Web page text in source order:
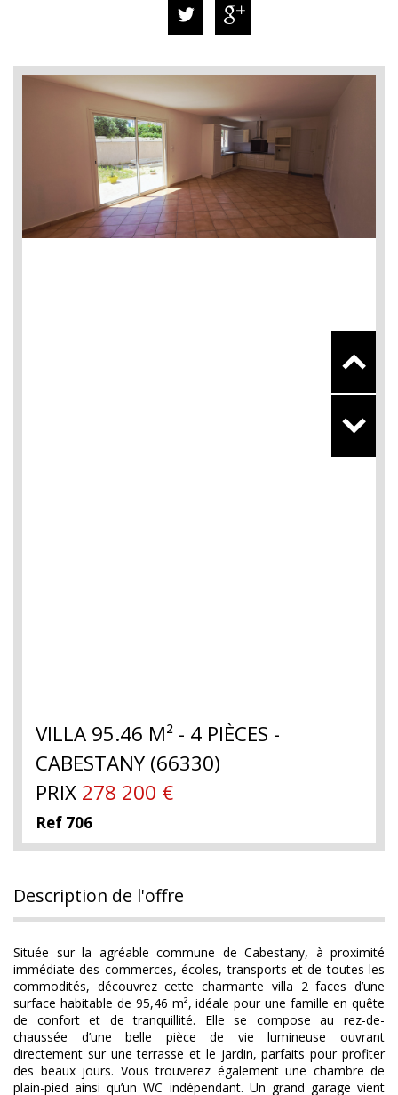
VILLA 95.46 M² - 4 PIÈCES -
CABESTANY (66330)
PRIX 278 200 €
Ref 706
description de l'offre
Située sur la agréable commune de Cabestany, à proximité
immédiate des commerces, écoles, transports et de toutes les
commodités, découvrez cette charmante villa 2 faces d’une
surface habitable de 95,46 m², idéale pour une famille en quête
de confort et de tranquillité. Elle se compose au rez-de-
chaussée d’une belle pièce de vie lumineuse ouvrant
directement sur une terrasse et le jardin, parfaits pour profiter
des beaux jours. Vous trouverez également une chambre de
plain-pied ainsi qu’un WC indépendant. Un grand garage vient